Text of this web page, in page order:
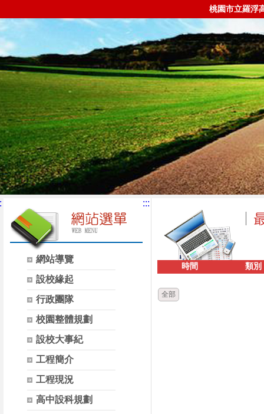
桃園市立羅浮
網站導覽
設校緣起
行政團隊
校園整體規劃
設校大事紀
工程簡介
工程現況
高中設科規劃
:::
時間 類別
全部